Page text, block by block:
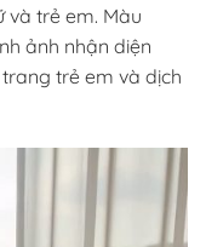
và trẻ em. Màu
ảnh nhận diện
trẻ em và dịch